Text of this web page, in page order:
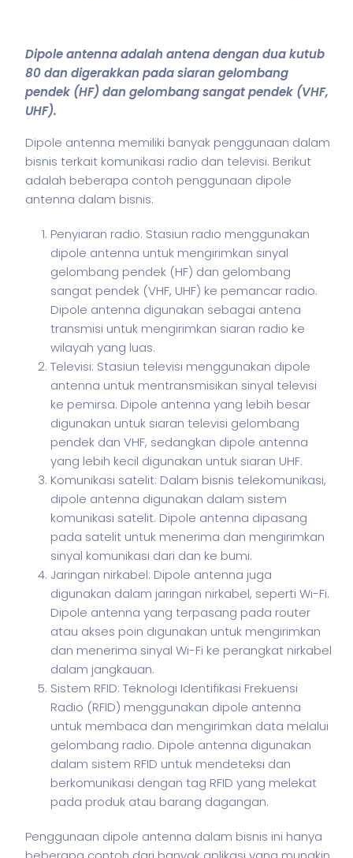
Dipole antenna adalah antena dengan dua kutub
80 dan digerakkan pada siaran gelombang
pendek (HF) dan gelombang sangat pendek (VHF,
UHF).
Dipole antenna memiliki banyak penggunaan dalam
bisnis terkait komunikasi radio dan televisi. Berikut
adalah beberapa contoh penggunaan dipole
antenna dalam bisnis:
Penyiaran radio: Stasiun radio menggunakan
dipole antenna untuk mengirimkan sinyal
gelombang pendek (HF) dan gelombang
sangat pendek (VHF, UHF) ke pemancar radio.
Dipole antenna digunakan sebagai antena
transmisi untuk mengirimkan siaran radio ke
wilayah yang luas.
Televisi: Stasiun televisi menggunakan dipole
antenna untuk mentransmisikan sinyal televisi
ke pemirsa. Dipole antenna yang lebih besar
digunakan untuk siaran televisi gelombang
pendek dan VHF, sedangkan dipole antenna
yang lebih kecil digunakan untuk siaran UHF.
Komunikasi satelit: Dalam bisnis telekomunikasi,
dipole antenna digunakan dalam sistem
komunikasi satelit. Dipole antenna dipasang
pada satelit untuk menerima dan mengirimkan
sinyal komunikasi dari dan ke bumi.
Jaringan nirkabel: Dipole antenna juga
digunakan dalam jaringan nirkabel, seperti Wi-Fi.
Dipole antenna yang terpasang pada router
atau akses poin digunakan untuk mengirimkan
dan menerima sinyal Wi-Fi ke perangkat nirkabel
dalam jangkauan.
Sistem RFID: Teknologi Identifikasi Frekuensi
Radio (RFID) menggunakan dipole antenna
untuk membaca dan mengirimkan data melalui
gelombang radio. Dipole antenna digunakan
dalam sistem RFID untuk mendeteksi dan
berkomunikasi dengan tag RFID yang melekat
pada produk atau barang dagangan.
Penggunaan dipole antenna dalam bisnis ini hanya